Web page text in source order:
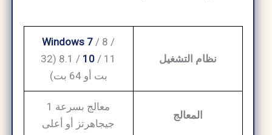
نظام التشغيل
Windows 7/ 8 /
8.1 / 10
/ 11 (32
بت أو 64 بت)
المعالج
معالج بسرعة 1
جيجاهرتز أو أعلى